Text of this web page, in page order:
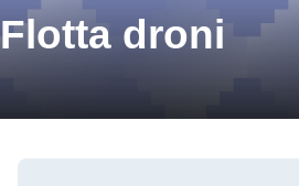
Flotta droni